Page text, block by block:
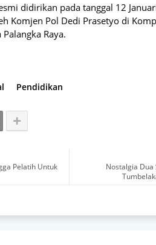
didirikan pada tanggal 12
Komjen Pol Dedi Prasetyo di
Raya.
Pendidikan
Nostalgia Dua
Pelatih Untuk